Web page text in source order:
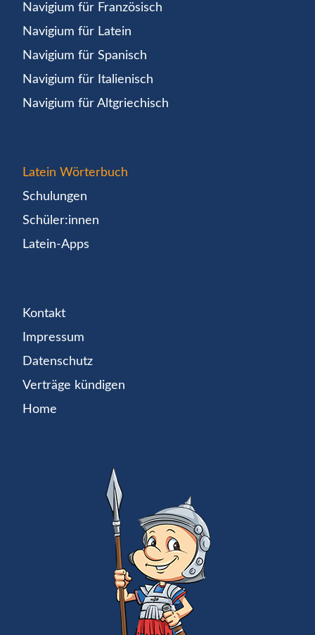
Navigium für Französisch
Navigium für Latein
Navigium für Spanisch
Navigium für Italienisch
Navigium für Altgriechisch
Latein Wörterbuch
Schulungen
Schüler:innen
Latein-Apps
Kontakt
Impressum
Datenschutz
Verträge kündigen
Home